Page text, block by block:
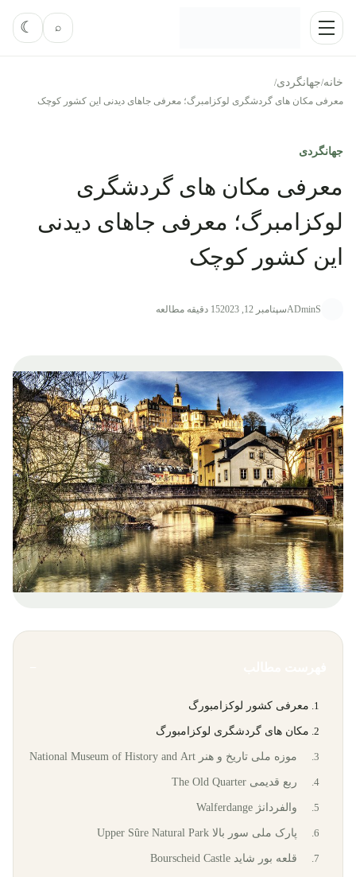
پرش به محتوا
منو
⌕
☾
خانه/جهانگردی/
معرفی مکان های گردشگری لوکزامبرگ؛ معرفی جاهای دیدنی این کشور کوچک
جهانگردی
معرفی مکان های گردشگری
لوکزامبرگ؛ معرفی جاهای دیدنی
این کشور کوچک
ADminSسپتامبر 12, 2023 15 دقیقه مطالعه
معرفی کشور لوکزامبورگ
مکان های گردشگری لوکزامبورگ
موزه‌ ملی تاریخ و هنر National Museum of History and Art
ربع قدیمی The Old Quarter
والفردانژ Walferdange
پارک ملی سور بالا Upper Sûre Natural Park
قلعه‌ بور شاید Bourscheid Castle